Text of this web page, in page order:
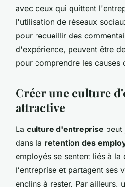
avec ceux qui quittent
l'utilisation de réseaux
pour recueillir des
d'expérience, peuvent être
pour comprendre les causes
Créer une culture
attractive
La culture d'entreprise peut
dans la retention des
employés se sentent liés à la
l'entreprise et partagent ses
enclins à rester. Par ailleurs,